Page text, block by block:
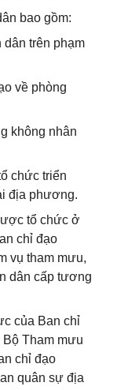
bao gồm:
dân trên phạm
về phòng
không nhân
chức triển
địa phương.
tổ chức ở
chỉ đạo
vụ tham mưu,
dân cấp tương
của Ban chỉ
Tham mưu
chỉ đạo
quân sự địa